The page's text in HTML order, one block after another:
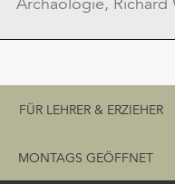
Schnellzugriff
FÜR LEHRER & ERZIEHER
MONTAGS GEÖFFNET